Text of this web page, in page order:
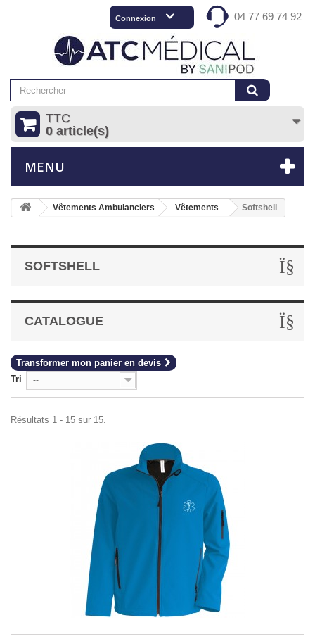
04 77 69 74 92
Connexion
TTC
0 article(s)
MENU
Vêtements Ambulanciers Vêtements Softshell
SOFTSHELL
CATALOGUE
Transformer mon panier en devis
Tri
--
Résultats 1 - 15 sur 15.